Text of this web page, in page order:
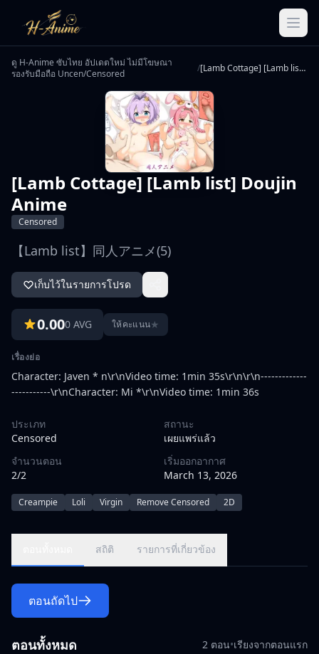
ดู H-Anime ซับไทย อัปเดตใหม่ ไม่มีโฆษณา
รองรับมือถือ Uncen/Censored
/ [Lamb Cottage] [Lamb list] Doujin Anime
[Lamb Cottage] [Lamb list] Doujin
Anime
Censored
【Lamb list】同人アニメ(5)
เก็บไว้ในรายการโปรด
0.000 AVG ให้คะแนน★
เรื่องย่อ
Character: Javen * n\r\nVideo time: 1min 35s\r\n\r\n-------------
-----------\r\nCharacter: Mi *\r\nVideo time: 1min 36s
ประเภท
Censored
สถานะ
เผยแพร่แล้ว
จำนวนตอน
2/2
เริ่มออกอากาศ
March 13, 2026
Creampie Loli Virgin Remove Censored 2D
สถิติ รายการที่เกี่ยวข้อง
ตอนถัดไป
ตอนทั้งหมด 2 ตอน•เรียงจากตอนแรก